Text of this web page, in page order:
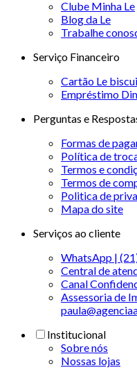
Clube Minha Le
Blog da Le
Trabalhe
Serviço Financeiro
Cartão Le
Empréstimo
Perguntas e
Formas de
Política de
Termos e
Termos de
Politica de
Mapa do site
Serviços ao cliente
WhatsApp |
Central de
Canal
Assessoria de
Institucional
Sobre nós
Nossas lojas